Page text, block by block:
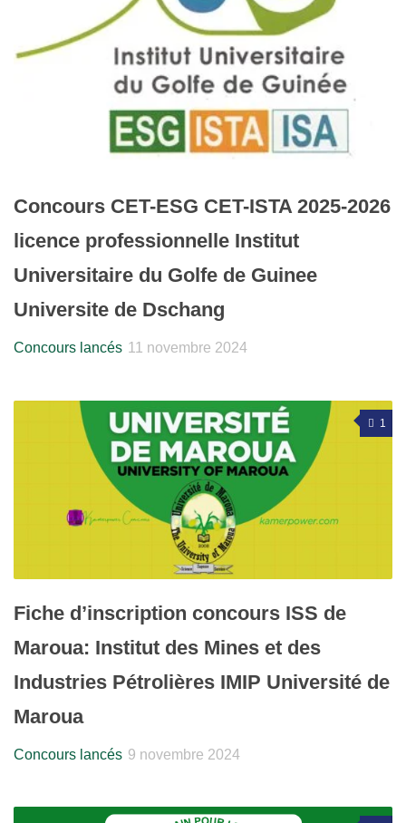
Concours CET-ESG CET-ISTA 2025-2026
licence professionnelle Institut
Universitaire du Golfe de Guinee
Universite de Dschang
Concours lancés 11 novembre 2024
1
Fiche d’inscription concours ISS de
Maroua: Institut des Mines et des
Industries Pétrolières IMIP Université de
Maroua
Concours lancés 9 novembre 2024